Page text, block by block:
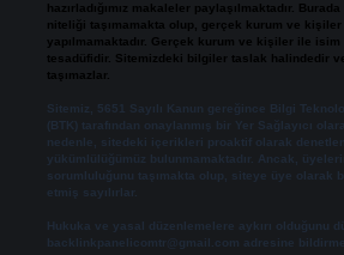
hazırladığımız makaleler paylaşılmaktadır.
niteliği taşımamakta olup, gerçek kurum ve kişiler
yapılmamaktadır. Gerçek kurum ve kişiler ile
tesadüfidir. Sitemizdeki bilgiler taslak halindedir
taşımazlar.
Sitemiz, 5651 Sayılı Kanun gereğince Bilgi
(BTK) tarafından onaylanmış bir Yer Sağlayıcı
nedenle, sitedeki içerikleri proaktif olarak
yükümlülüğümüz bulunmamaktadır. Ancak,
sorumluluğunu taşımakta olup, siteye üye olarak
etmiş sayılırlar.
Hukuka ve yasal düzenlemelere aykırı olduğunu
backlinkpanelicomtr@gmail.com adresine